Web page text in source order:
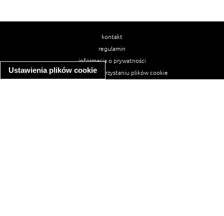
Ustawienia plików cookie
kontakt
regulamin
informacja o prywatności
informacja o wykorzystaniu plików cookie